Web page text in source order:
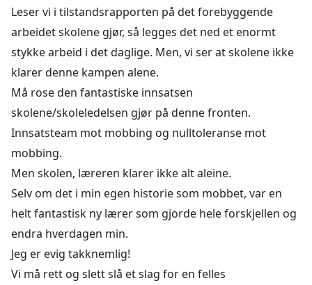
Leser vi i tilstandsrapporten på det forebyggende
arbeidet skolene gjør, så legges det ned et enormt
stykke arbeid i det daglige. Men, vi ser at skolene ikke
klarer denne kampen alene.
Må rose den fantastiske innsatsen
skolene/skoleledelsen gjør på denne fronten.
Innsatsteam mot mobbing og nulltoleranse mot
mobbing.
Men skolen, læreren klarer ikke alt aleine.
Selv om det i min egen historie som mobbet, var en
helt fantastisk ny lærer som gjorde hele forskjellen og
endra hverdagen min.
Jeg er evig takknemlig!
Vi må rett og slett slå et slag for en felles